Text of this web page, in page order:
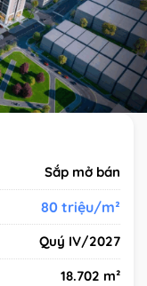
Sắp mở bán
80 triệu/m²
Quý IV/2027
18.702 m²